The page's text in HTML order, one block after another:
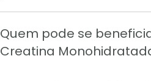
Quem pode se
Creatina